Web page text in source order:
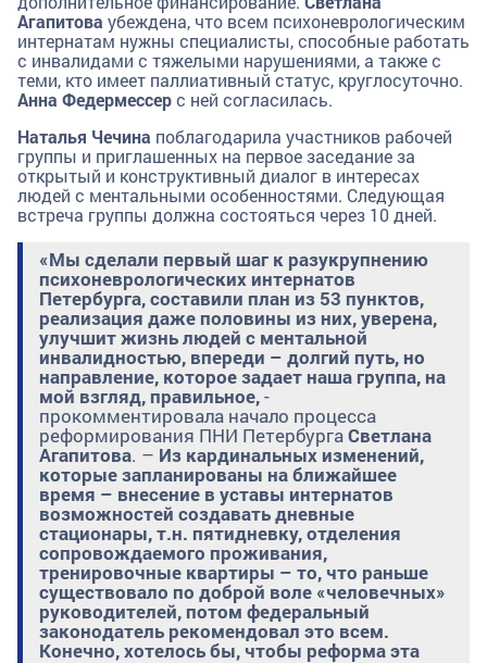
Агапитова убеждена, что всем психоневрологическим
интернатам нужны специалисты, способные работать
с инвалидами с тяжелыми нарушениями, а также с
теми, кто имеет паллиативный статус, круглосуточно.
Анна Федермессерс ней согласилась.
Наталья Чечина поблагодарила участников рабочей
группы и приглашенных на первое заседание за
открытый и конструктивный диалог в интересах
людей с ментальными особенностями. Следующая
встреча группы должна состояться через 10 дней.
«Мы сделали первый шаг к разукрупнению
психоневрологических интернатов
Петербурга, составили план из 53 пунктов,
реализация даже половины из них, уверена,
улучшит жизнь людей с ментальной
инвалидностью, впереди – долгий путь, но
направление, которое задает наша группа, на
мой взгляд, правильное,-
прокомментировала начало процесса
реформирования ПНИ ПетербургаСветлана
Агапитова. – Из кардинальных изменений,
которые запланированы на ближайшее
время – внесение в уставы интернатов
возможностей создавать дневные
стационары, т.н. пятидневку, отделения
сопровождаемого проживания,
тренировочные квартиры – то, что раньше
существовало по доброй воле «человечных»
руководителей, потом федеральный
законодатель рекомендовал это всем.
Конечно, хотелось бы, чтобы реформа эта